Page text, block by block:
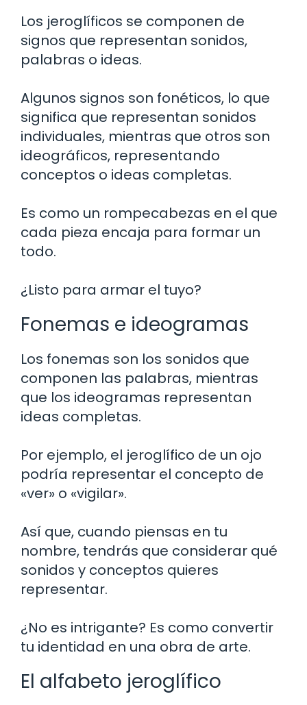
Los jeroglíficos se componen de
signos que representan sonidos,
palabras o ideas.
Algunos signos son fonéticos, lo que
significa que representan sonidos
individuales, mientras que otros son
ideográficos, representando
conceptos o ideas completas.
Es como un rompecabezas en el que
cada pieza encaja para formar un
todo.
¿Listo para armar el tuyo?
Fonemas e ideogramas
Los fonemas son los sonidos que
componen las palabras, mientras
que los ideogramas representan
ideas completas.
Por ejemplo, el jeroglífico de un ojo
podría representar el concepto de
«ver» o «vigilar».
Así que, cuando piensas en tu
nombre, tendrás que considerar qué
sonidos y conceptos quieres
representar.
¿No es intrigante? Es como convertir
tu identidad en una obra de arte.
El alfabeto jeroglífico